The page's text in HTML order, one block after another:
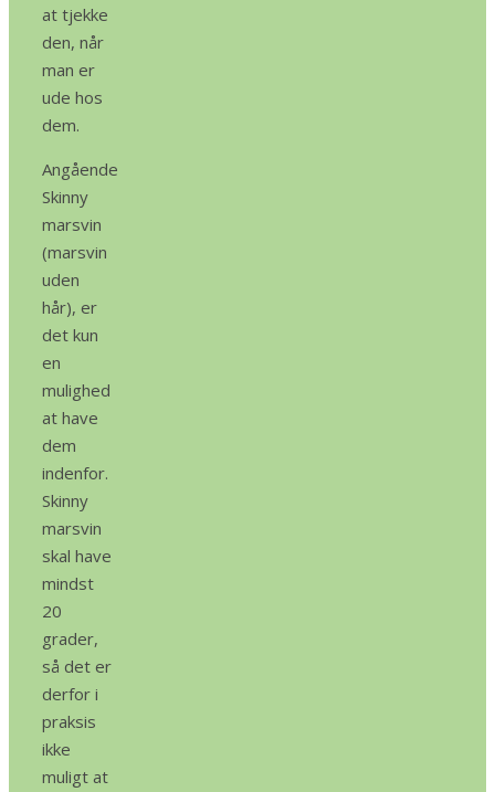
at tjekke
den, når
man er
ude hos
dem.
Angående
Skinny
marsvin
(marsvin
uden
hår), er
det kun
en
mulighed
at have
dem
indenfor.
Skinny
marsvin
skal have
mindst
20
grader,
så det er
derfor i
praksis
ikke
muligt at